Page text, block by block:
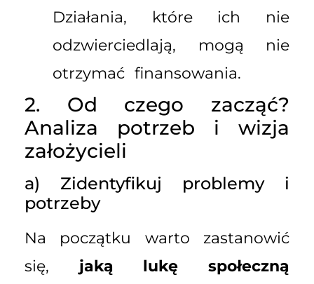
Działania, które ich nie
odzwierciedlają, mogą nie
otrzymać finansowania.
2. Od czego zacząć?
Analiza potrzeb i wizja
założycieli
a) Zidentyfikuj problemy i
potrzeby
Na początku warto zastanowić
się, jaką lukę społeczną